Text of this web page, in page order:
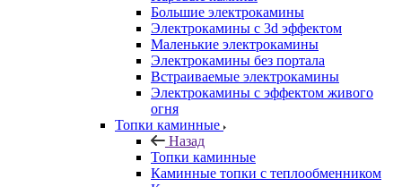
Большие электрокамины
Электрокамины с 3d эффектом
Маленькие электрокамины
Электрокамины без портала
Встраиваемые электрокамины
Электрокамины с эффектом живого
огня
Топки каминные
Назад
Топки каминные
Каминные топки с теплообменником